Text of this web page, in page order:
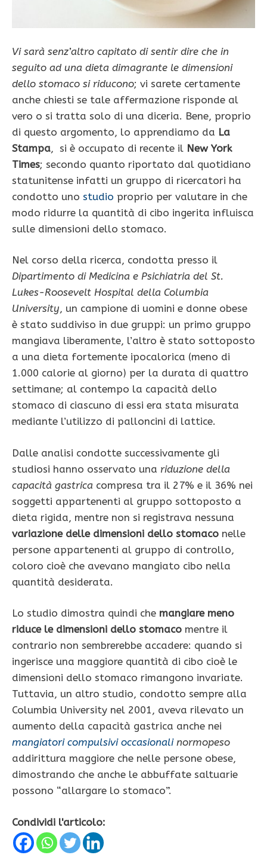
Vi sarà senz’altro capitato di sentir dire che in
seguito ad una dieta dimagrante le dimensioni
dello stomaco si riducono; vi sarete certamente
anche chiesti se tale affermazione risponde al
vero o si tratta solo di una diceria. Bene, proprio
di questo argomento, lo apprendiamo da La
Stampa, si è occupato di recente il New York
Times; secondo quanto riportato dal quotidiano
statunitense infatti un gruppo di ricercatori ha
condotto uno studio proprio per valutare in che
modo ridurre la quantità di cibo ingerita influisca
sulle dimensioni dello stomaco.
Nel corso della ricerca, condotta presso il
Dipartimento di Medicina e Psichiatria del St.
Lukes-Roosevelt Hospital della Columbia
University, un campione di uomini e donne obese
è stato suddiviso in due gruppi: un primo gruppo
mangiava liberamente, l’altro è stato sottoposto
a una dieta fortemente ipocalorica (meno di
1.000 calorie al giorno) per la durata di quattro
settimane; al contempo la capacità dello
stomaco di ciascuno di essi era stata misurata
mediante l’utilizzo di palloncini di lattice.
Dalle analisi condotte successivamente gli
studiosi hanno osservato una riduzione della
capacità gastrica compresa tra il 27% e il 36% nei
soggetti appartenenti al gruppo sottoposto a
dieta rigida, mentre non si registrava nessuna
variazione delle dimensioni dello stomaco nelle
persone appartenenti al gruppo di controllo,
coloro cioè che avevano mangiato cibo nella
quantità desiderata.
Lo studio dimostra quindi che mangiare meno
riduce le dimensioni dello stomaco mentre il
contrario non sembrerebbe accadere: quando si
ingerisce una maggiore quantità di cibo cioè le
dimensioni dello stomaco rimangono invariate.
Tuttavia, un altro studio, condotto sempre alla
Columbia University nel 2001, aveva rilevato un
aumento della capacità gastrica anche nei
mangiatori compulsivi occasionalinormopeso
addirittura maggiore che nelle persone obese,
dimostrando che anche le abbuffate saltuarie
possono “allargare lo stomaco”.
Condividi l'articolo: